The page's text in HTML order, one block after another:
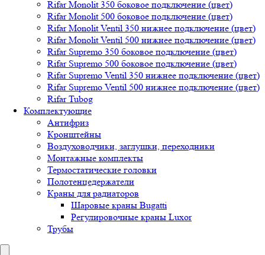
Rifar Monolit 350 боковое подключение (цвет)
Rifar Monolit 500 боковое подключение (цвет)
Rifar Monolit Ventil 350 нижнее подключение (цвет)
Rifar Monolit Ventil 500 нижнее подключение (цвет)
Rifar Supremo 350 боковое подключение (цвет)
Rifar Supremo 500 боковое подключение (цвет)
Rifar Supremo Ventil 350 нижнее подключение (цвет)
Rifar Supremo Ventil 500 нижнее подключение (цвет)
Rifar Tubog
Комплектующие
Антифриз
Кронштейны
Воздуховодчики, заглушки, переходники
Монтажные комплекты
Термостатические головки
Полотенцедержатели
Краны для радиаторов
Шаровые краны Bugatti
Регулировочные краны Luxor
Трубы